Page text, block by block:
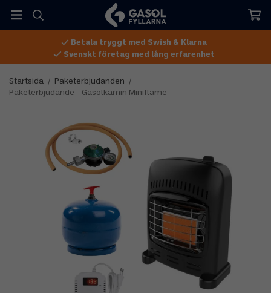
Betala tryggt med Swish & Klarna
Svenskt företag med lång erfarenhet
Startsida / Paketerbjudanden
/
Paketerbjudande - Gasolkamin Miniflame